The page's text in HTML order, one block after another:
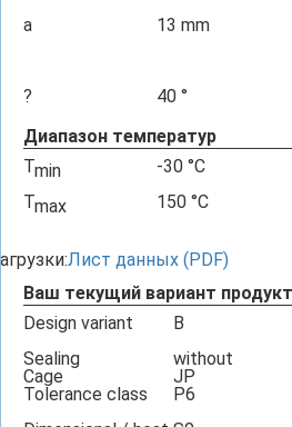
a
13 mm
?
40 °
Диапазон температур
Tmin -30 °C
Tmax 150 °C
Лист данных (PDF)
Ваш текущий вариант
Design variant
B
Sealing
without
Cage
JP
Tolerance class
P6